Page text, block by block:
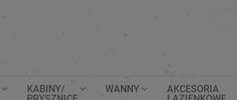
KABINY/
WANNY
AKCESORIA